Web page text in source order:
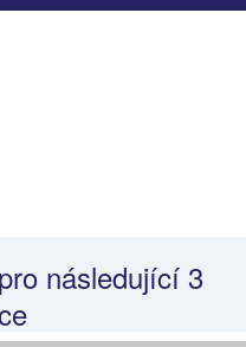
následující 3